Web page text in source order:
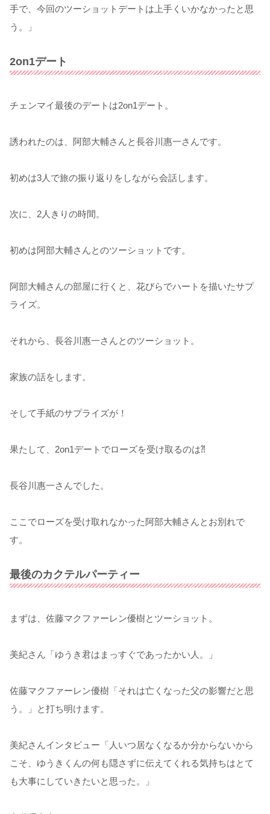
手で、今回のツーショットデートは上手くいかなかったと思
う。」
2on1デート
チェンマイ最後のデートは2on1デート。
誘われたのは、阿部大輔さんと長谷川惠一さんです。
初めは3人で旅の振り返りをしながら会話します。
次に、2人きりの時間。
初めは阿部大輔さんとのツーショットです。
阿部大輔さんの部屋に行くと、花びらでハートを描いたサプ
ライズ。
それから、長谷川惠一さんとのツーショット。
家族の話をします。
そして手紙のサプライズが！
果たして、2on1デートでローズを受け取るのは⁈
長谷川惠一さんでした。
ここでローズを受け取れなかった阿部大輔さんとお別れで
す。
最後のカクテルパーティー
まずは、佐藤マクファーレン優樹とツーショット。
美紀さん「ゆうき君はまっすぐであったかい人。」
佐藤マクファーレン優樹「それは亡くなった父の影響だと思
う。」と打ち明けます。
美紀さんインタビュー「人いつ居なくなるか分からないから
こそ、ゆうきくんの何も隠さずに伝えてくれる気持ちはとて
も大事にしていきたいと思った。」